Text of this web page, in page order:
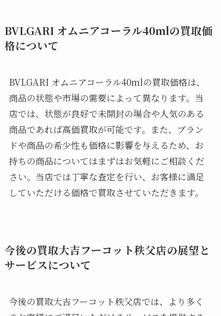
BVLGARI オムニアコーラル40mlの買取価
格について
BVLGARI オムニアコーラル40mlの買取価格は、
商品の状態や市場の需要によって異なります。当
店では、状態が良好で未開封の場合や人気のある
商品であれば高価買取が可能です。また、ブラン
ドや商品の希少性も価格に影響を与えるため、お
持ちの商品についてはまずはお気軽にご相談くだ
さい。当店では丁寧な査定を行い、お客様に満足
していただける価格で買取させていただきます。
今後の買取大吉フーコット秩父店の展望と
サービスについて
今後の買取大吉フーコット秩父店では、より多く